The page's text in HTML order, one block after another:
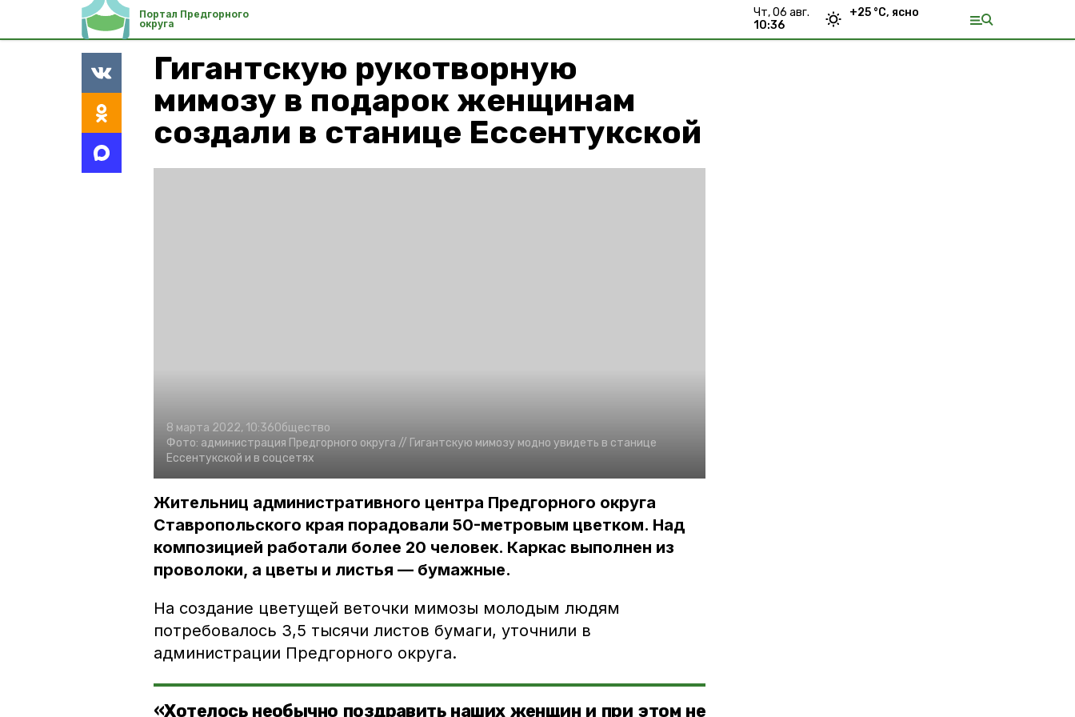
Портал Предгорного
округа
чт, 06 авг.
10:36
+25 °С, ясно
Гигантскую рукотворную
мимозу в подарок женщинам
создали в станице Ессентукской
8 марта 2022, 10:36Общество
Фото: администрация Предгорного округа // Гигантскую мимозу модно увидеть в станице
Ессентукской и в соцсетях
Жительниц административного центра Предгорного округа
Ставропольского края порадовали 50-метровым цветком. Над
композицией работали более 20 человек. Каркас выполнен из
проволоки, а цветы и листья — бумажные.
На создание цветущей веточки мимозы молодым людям
потребовалось 3,5 тысячи листов бумаги, уточнили в
администрации Предгорного округа.
«Хотелось необычно поздравить наших женщин и при этом не